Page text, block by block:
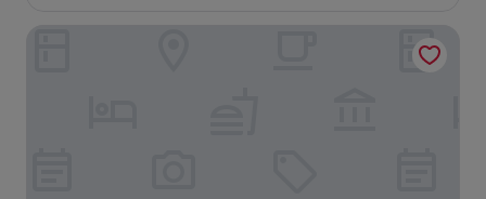
Bewertungen)